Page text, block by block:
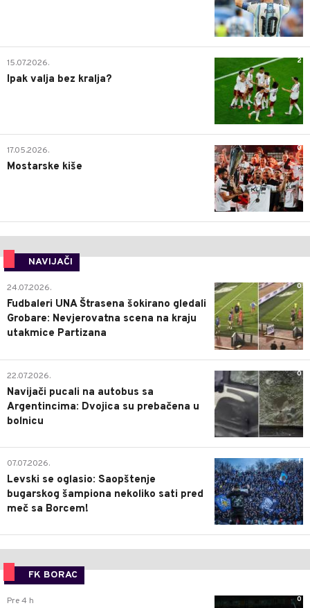
2
15.07.2026.
Ipak valja bez kralja?
0
17.05.2026.
Mostarske kiše
NAVIJAČI
0
24.07.2026.
Fudbaleri UNA Štrasena šokirano gledali
Grobare: Nevjerovatna scena na kraju
utakmice Partizana
0
22.07.2026.
Navijači pucali na autobus sa
Argentincima: Dvojica su prebačena u
bolnicu
1
07.07.2026.
Levski se oglasio: Saopštenje
bugarskog šampiona nekoliko sati pred
meč sa Borcem!
FK BORAC
0
Pre 4 h